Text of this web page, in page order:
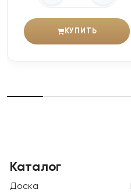
КУПИТЬ
Каталог
Доска